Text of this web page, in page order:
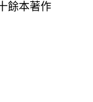
餘本著作